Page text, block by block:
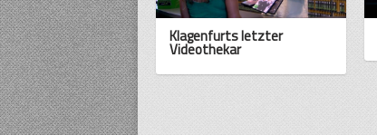
Klagenfurts letzter
Videothekar